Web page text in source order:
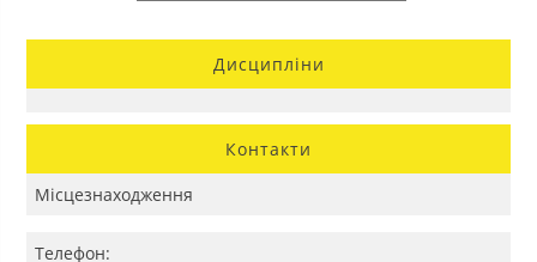
Дисципліни
Контакти
Місцезнаходження
Телефон: